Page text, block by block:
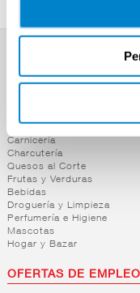
Carnicería
Charcutería
Quesos al Corte
Frutas y Verduras
Bebidas
Droguería y Limpieza
Perfumería e Higiene
Mascotas
Hogar y Bazar
OFERTAS DE EMPLEO